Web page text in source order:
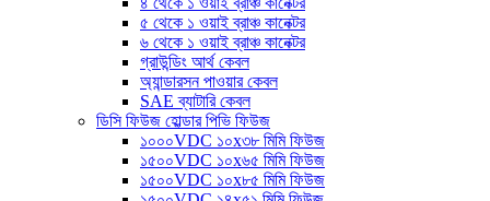
৫ থেকে ১ ওয়াই ব্রাঞ্চ কানেক্টর
৬ থেকে ১ ওয়াই ব্রাঞ্চ কানেক্টর
গ্রাউন্ডিং আর্থ কেবল
অ্যান্ডারসন পাওয়ার কেবল
SAE ব্যাটারি কেবল
ডিসি ফিউজ হোল্ডার পিভি ফিউজ
১০০০VDC ১০x৩৮ মিমি ফিউজ
১৫০০VDC ১০x৬৫ মিমি ফিউজ
১৫০০VDC ১০x৮৫ মিমি ফিউজ